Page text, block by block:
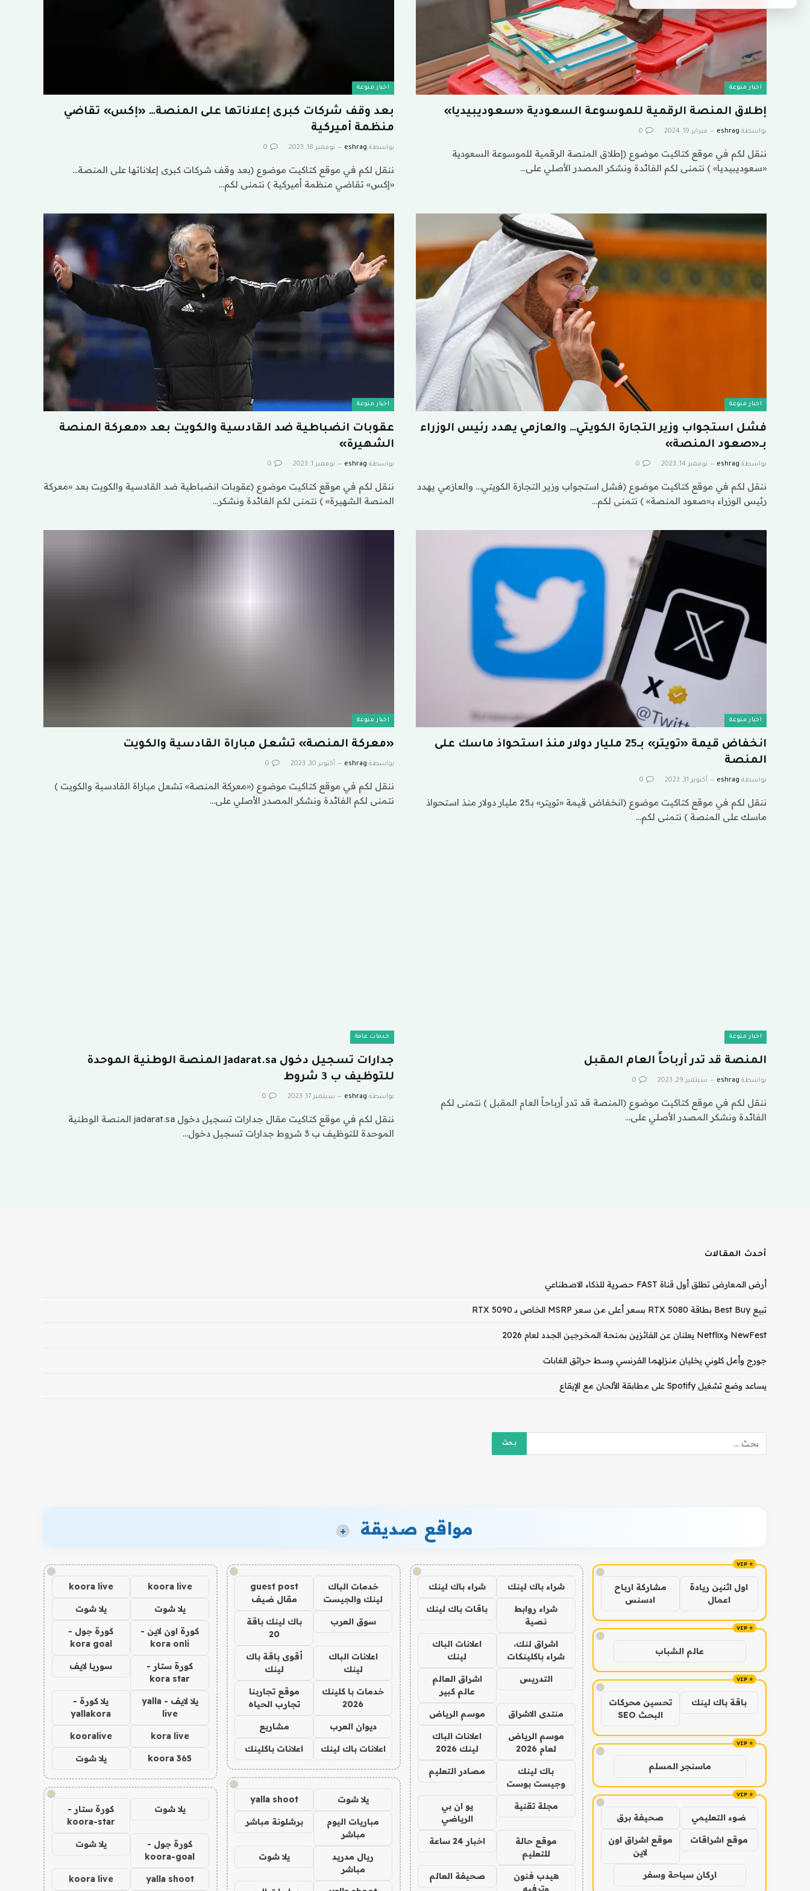
اخبار منوعة
إطلاق المنصة الرقمية للموسوعة السعودية «سعوديبيديا»
بواسطة eshrag فبراير 19, 2024 0
ننقل لكم في موقع كتاكيت موضوع (إطلاق المنصة الرقمية للموسوعة السعودية
«سعوديبيديا» ) نتمنى لكم الفائدة ونشكر المصدر الأصلي على…
اخبار منوعة
بعد وقف شركات كبرى إعلاناتها على المنصة… «إكس» تقاضي
منظمة أميركية
بواسطة eshrag نوفمبر 18, 2023 0
ننقل لكم في موقع كتاكيت موضوع (بعد وقف شركات كبرى إعلاناتها على المنصة…
«إكس» تقاضي منظمة أميركية ) نتمنى لكم…
اخبار منوعة
فشل استجواب وزير التجارة الكويتي… والعازمي يهدد رئيس الوزراء
بـ«صعود المنصة»
بواسطة eshrag نوفمبر 14, 2023 0
ننقل لكم في موقع كتاكيت موضوع (فشل استجواب وزير التجارة الكويتي… والعازمي يهدد
رئيس الوزراء بـ«صعود المنصة» ) نتمنى لكم…
اخبار منوعة
عقوبات انضباطية ضد القادسية والكويت بعد «معركة المنصة
الشهيرة»
بواسطة eshrag نوفمبر 1, 2023 0
ننقل لكم في موقع كتاكيت موضوع (عقوبات انضباطية ضد القادسية والكويت بعد «معركة
المنصة الشهيرة» ) نتمنى لكم الفائدة ونشكر…
اخبار منوعة
انخفاض قيمة «تويتر» بـ25 مليار دولار منذ استحواذ ماسك على
المنصة
بواسطة eshrag أكتوبر 31, 2023 0
ننقل لكم في موقع كتاكيت موضوع (انخفاض قيمة «تويتر» بـ25 مليار دولار منذ استحواذ
ماسك على المنصة ) نتمنى لكم…
اخبار منوعة
«معركة المنصة» تشعل مباراة القادسية والكويت
بواسطة eshrag أكتوبر 30, 2023 0
ننقل لكم في موقع كتاكيت موضوع («معركة المنصة» تشعل مباراة القادسية والكويت )
نتمنى لكم الفائدة ونشكر المصدر الأصلي على…
اخبار منوعة
المنصة قد تدر أرباحاً العام المقبل
بواسطة eshrag سبتمبر 29, 2023 0
ننقل لكم في موقع كتاكيت موضوع (المنصة قد تدر أرباحاً العام المقبل ) نتمنى لكم
الفائدة ونشكر المصدر الأصلي على…
خدمات عامة
جدارات تسجيل دخول jadarat.sa المنصة الوطنية الموحدة
للتوظيف ب 3 شروط
بواسطة eshrag سبتمبر 17, 2023 0
ننقل لكم في موقع كتاكيت مقال جدارات تسجيل دخول jadarat.sa المنصة الوطنية
الموحدة للتوظيف ب 3 شروط جدارات تسجيل دخول…
أحدث المقالات
أرض المعارض تطلق أول قناة FAST حصرية للذكاء الاصطناعي
تبيع Best Buy بطاقة RTX 5080 بسعر أعلى من سعر MSRP الخاص بـ RTX 5090
NewFest وNetflix يعلنان عن الفائزين بمنحة المخرجين الجدد لعام 2026
جورج وأمل كلوني يخليان منزلهما الفرنسي وسط حرائق الغابات
يساعد وضع تشغيل Spotify على مطابقة الألحان مع الإيقاع
مواقع صديقة +
!
اول اثنين ريادة
اعمال
مشاركة ارباح
ادسنس
!
عالم الشباب
!
باقة باك لينك
تحسين محركات
البحث SEO
!
ماسنجر المسلم
!
ضوء التعليمي صحيفة برق
موقع اشراقات
موقع اشراق اون
لاين
اركان سياحة وسفر
!
شراء باك لينك شراء باك لينك
شراء روابط
نصية
باقات باك لينك
اشراق لنك،
شراء باكلينكات
اعلانات الباك
لينك
التدريس
اشراق العالم
عالم كبير
منتدى الاشراق موسم الرياض
موسم الرياض
لعام 2026
اعلانات الباك
لينك 2026
باك لينك
وجيست بوست
مصادر التعليم
مجلة تقنية
يو ان بي
الرياضي
موقع حالة
للتعليم
اخبار 24 ساعة
هيدب فنون
وترفيه
صحيفة العالم
!
خدمات الباك
لينك والجيست
guest post
مقال ضيف
سوق العرب
باك لينك باقة
20
اعلانات الباك
لينك
أقوى باقة باك
لينك
خدمات با كلينك
2026
موقع تجاربنا
تجارب الحياه
ديوان العرب مشاريع
اعلانات باك لينك اعلانات باكلينك
!
يلا شوت yalla shoot
مباريات اليوم
مباشر
برشلونة مباشر
ريال مدريد
مباشر
يلا شوت
!
koora live
koora live
يلا شوت يلا شوت
كورة اون لاين -
kora onli
كورة جول -
kora goal
كورة ستار -
kora star
سوريا لايف
يلا لايف - yalla
live
يلا كورة -
yallakora
kora live
kooralive
koora 365 يلا شوت
!
يلا شوت
كورة ستار -
koora-star
كورة جول -
koora-goal
يلا شوت
yalla shoot
koora live